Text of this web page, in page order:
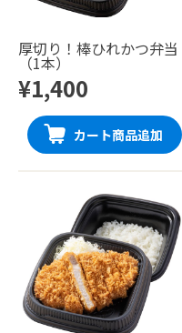
厚切り！棒ひれかつ弁当
（1本）
¥1,400
カート商品追加